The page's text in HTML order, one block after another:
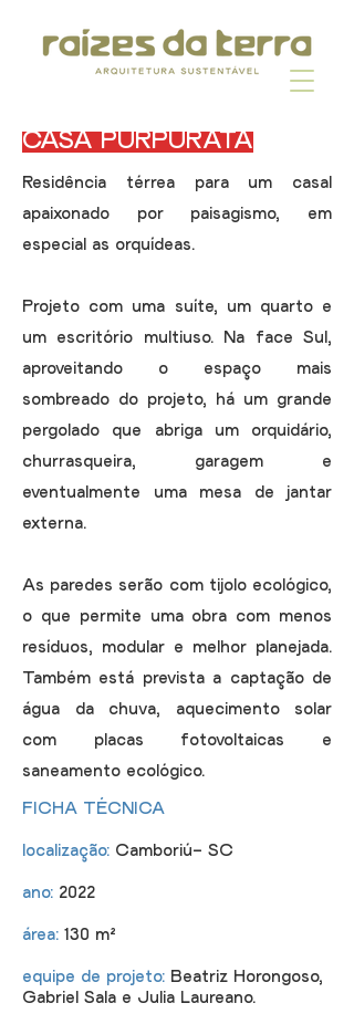
CASA PURPURATA
Residência térrea para um casal
apaixonado por paisagismo, em
especial as orquídeas.
Projeto com uma suíte, um quarto e
um escritório multiuso. Na face Sul,
aproveitando o espaço mais
sombreado do projeto, há um grande
pergolado que abriga um orquidário,
churrasqueira, garagem e
eventualmente uma mesa de jantar
externa.
As paredes serão com tijolo ecológico,
o que permite uma obra com menos
resíduos, modular e melhor planejada.
Também está prevista a captação de
água da chuva, aquecimento solar
com placas fotovoltaicas e
saneamento ecológico.
FICHA TÉCNICA
localização: Camboriú- SC
ano: 2022
área: 130 m²
equipe de projeto: Beatriz Horongoso,
Gabriel Sala e Julia Laureano.